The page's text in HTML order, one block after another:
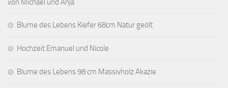
von Michael und Anja
Blume des Lebens Kiefer 68cm Natur geölt
Hochzeit Emanuel und Nicole
Blume des Lebens 98 cm Massivholz Akazie